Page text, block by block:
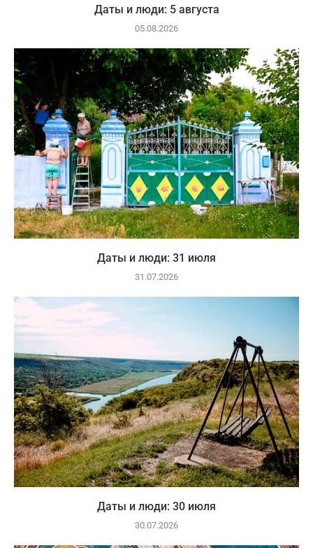
Даты и люди: 5 августа
05.08.2026
Даты и люди: 31 июля
31.07.2026
Даты и люди: 30 июля
30.07.2026